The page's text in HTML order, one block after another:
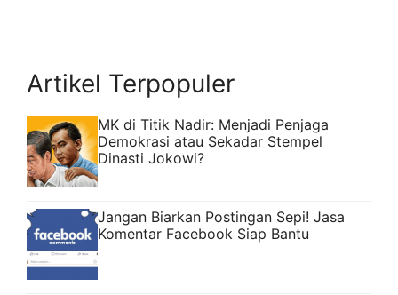
Artikel Terpopuler
MK di Titik Nadir: Menjadi Penjaga
Demokrasi atau Sekadar Stempel
Dinasti Jokowi?
Jangan Biarkan Postingan Sepi! Jasa
Komentar Facebook Siap Bantu